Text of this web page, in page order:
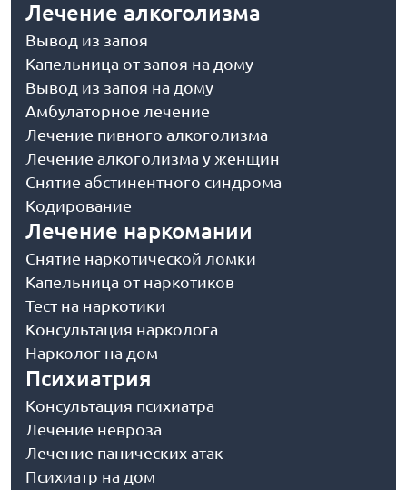
Лечение алкоголизма
Вывод из запоя
Капельница от запоя на дому
Вывод из запоя на дому
Амбулаторное лечение
Лечение пивного алкоголизма
Лечение алкоголизма у женщин
Снятие абстинентного синдрома
Кодирование
Лечение наркомании
Снятие наркотической ломки
Капельница от наркотиков
Тест на наркотики
Консультация нарколога
Нарколог на дом
Психиатрия
Консультация психиатра
Лечение невроза
Лечение панических атак
Психиатр на дом